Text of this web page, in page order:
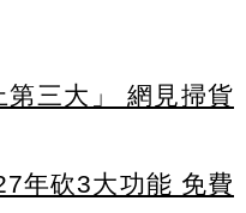
三大」 網見掃貨
年砍3大功能 免費